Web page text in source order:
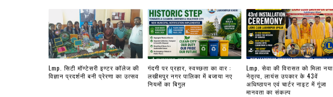
Lmp. सिटी मॉण्टेसरी इण्टर कॉलेज की
विज्ञान प्रदर्शनी बनी प्रेरणा का उत्सव
गंदगी पर प्रहार, स्वच्छता का वार :
लखीमपुर नगर पालिका में बजाया नए
नियमों का बिगुल
Lmp. सेवा की विरासत को मिला नया
नेतृत्व, लायंस उपकार के 43वें
अधिष्ठापन एवं चार्टर नाइट में गूंजा
मानवता का संकल्प